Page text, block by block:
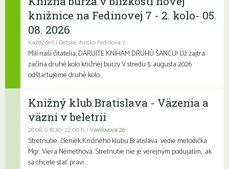
knižnice na Fedinovej 7 - 2. kolo- 05.
08. 2026
Každý deň | Detské ihrisko Fedinova 7
Milí naši čitatelia, DARUJTE KNIHÁM DRUHÚ ŠANCU! Už zajtra
začína druhé kolo knižnej burzy V stredu 5. augusta 2026
odštartujeme druhé kolo...
Knižný klub Bratislava - Väzenia a
väzni v beletrii
28.08. o 18,30- 22,00 h. | Vavilovova 26
Stretnutie členiek Knižného klubu Bratislava vedie metodička
Mgr. Viera Némethová. Stretnutie nie je verejným podujatím, ak
sa chcete stať pravi...